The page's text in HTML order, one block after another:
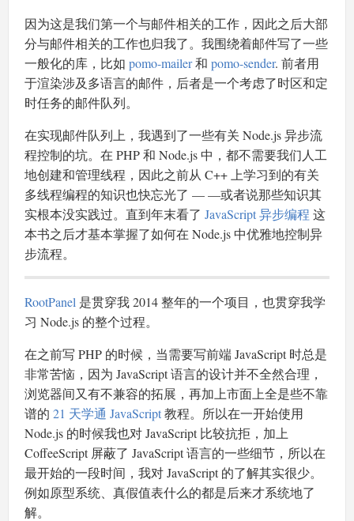
因为这是我们第一个与邮件相关的工作，因此之后大部
分与邮件相关的工作也归我了。我围绕着邮件写了一些
一般化的库，比如 pomo-mailer和 pomo-sender. 前者用
于渲染涉及多语言的邮件，后者是一个考虑了时区和定
时任务的邮件队列。
在实现邮件队列上，我遇到了一些有关 Node.js 异步流
程控制的坑。在 PHP 和 Node.js 中，都不需要我们人工
地创建和管理线程，因此之前从 C++ 上学习到的有关
多线程编程的知识也快忘光了 — —或者说那些知识其
实根本没实践过。直到年末看了 JavaScript 异步编程 这
本书之后才基本掌握了如何在 Node.js 中优雅地控制异
步流程。
RootPanel 是贯穿我 2014 整年的一个项目，也贯穿我学
习 Node.js 的整个过程。
在之前写 PHP 的时候，当需要写前端 JavaScript 时总是
非常苦恼，因为 JavaScript 语言的设计并不全然合理，
浏览器间又有不兼容的拓展，再加上市面上全是些不靠
谱的 21 天学通 JavaScript教程。所以在一开始使用
Node.js 的时候我也对 JavaScript 比较抗拒，加上
CoffeeScript 屏蔽了 JavaScript 语言的一些细节，所以在
最开始的一段时间，我对 JavaScript 的了解其实很少。
例如原型系统、真假值表什么的都是后来才系统地了
解。